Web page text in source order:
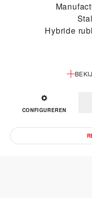
Hybride
CONFIGUREREN